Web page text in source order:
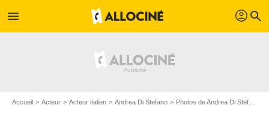
menu profil search
Accueil Acteur Acteur italien Andrea Di Stefano Photos de Andrea Di Stefano